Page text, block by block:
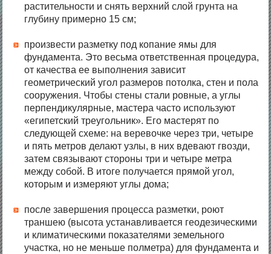
растительности и снять верхний слой грунта на
глубину примерно 15 см;
произвести разметку под копание ямы для
фундамента. Это весьма ответственная процедура,
от качества ее выполнения зависит
геометрический угол размеров потолка, стен и пола
сооружения. Чтобы стены стали ровные, а углы
перпендикулярные, мастера часто используют
«египетский треугольник». Его мастерят по
следующей схеме: на веревочке через три, четыре
и пять метров делают узлы, в них вдевают гвозди,
затем связывают стороны три и четыре метра
между собой. В итоге получается прямой угол,
которым и измеряют углы дома;
после завершения процесса разметки, роют
траншею (высота устанавливается геодезическими
и климатическими показателями земельного
участка, но не меньше полметра) для фундамента и